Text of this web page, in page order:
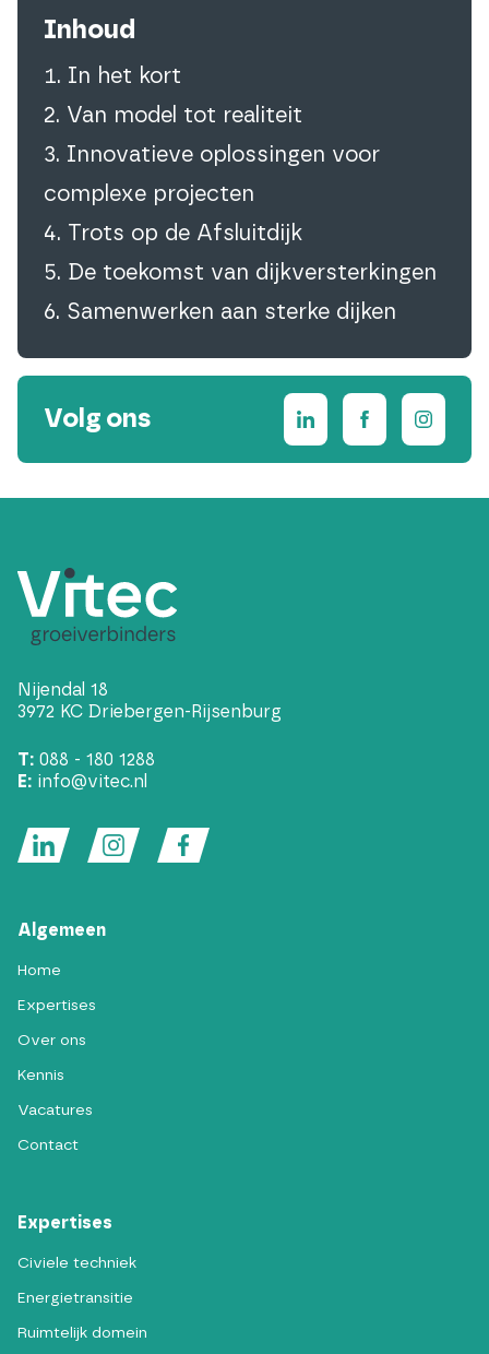
Inhoud
In het kort
Van model tot realiteit
Innovatieve oplossingen voor
complexe projecten
Trots op de Afsluitdijk
De toekomst van dijkversterkingen
Samenwerken aan sterke dijken
Volg ons
Nijendal 18
3972 KC Driebergen-Rijsenburg
T: 088 - 180 1288
E: info@vitec.nl
Algemeen
Home
Expertises
Over ons
Kennis
Vacatures
Contact
Expertises
Civiele techniek
Energietransitie
Ruimtelijk domein